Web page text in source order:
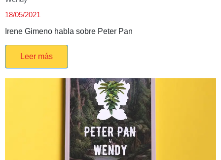
18/05/2021
Irene Gimeno habla sobre Peter Pan
Leer más